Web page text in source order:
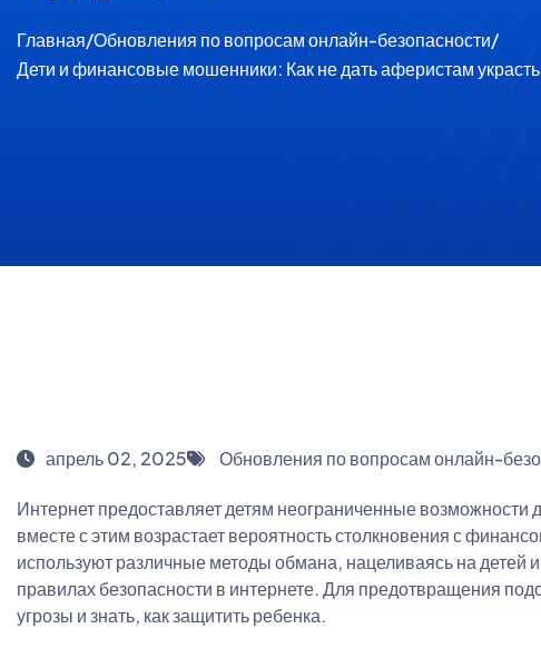
Главная/Обновления по вопросам онлайн-безопасности/
Дети и финансовые мошенники: Как не дать аферистам
апрель 02, 2025 Обновления по вопросам онлайн-
Интернет предоставляет детям неограниченные
вместе с этим возрастает вероятность столкновения с
используют различные методы обмана, нацеливаясь на детей
правилах безопасности в интернете. Для предотвращения
угрозы и знать, как защитить ребенка.